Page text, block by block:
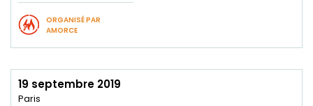
ORGANISÉ PAR
AMORCE
19 septembre 2019
Paris